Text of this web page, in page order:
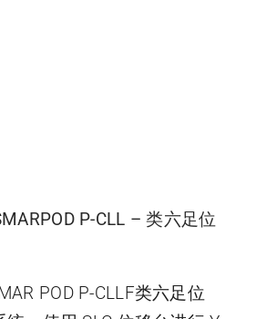
P-CLL – 类六足位
POD P-CLLF类六足位